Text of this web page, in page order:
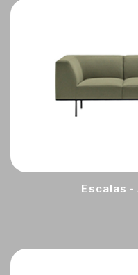
Escalas -